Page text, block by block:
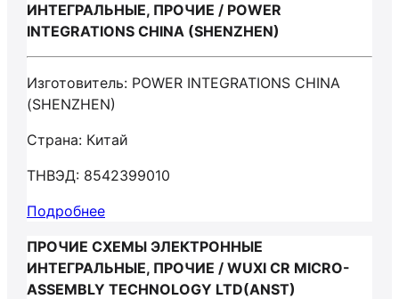
ИНТЕГРАЛЬНЫЕ, ПРОЧИЕ / POWER
INTEGRATIONS CHINA (SHENZHEN)
Изготовитель: POWER INTEGRATIONS CHINA
(SHENZHEN)
Страна: Китай
ТНВЭД: 8542399010
Подробнее
ПРОЧИЕ СХЕМЫ ЭЛЕКТРОННЫЕ
ИНТЕГРАЛЬНЫЕ, ПРОЧИЕ / WUXI CR MICRO-
ASSEMBLY TECHNOLOGY LTD(ANST)